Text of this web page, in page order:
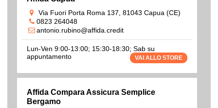
Via Fuori Porta Roma 137, 81043 Capua (CE)
0823 264048
antonio.rubino@affida.credit
Lun-Ven 9:00-13:00; 15:30-18:30; Sab su
appuntamento
VAI ALLO STORE
Affida Compara Assicura Semplice
Bergamo